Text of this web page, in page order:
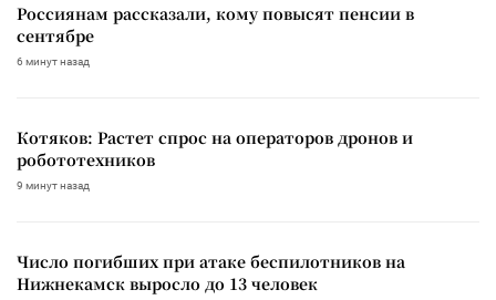
Россиянам рассказали, кому повысят пенсии в
сентябре
6 минут назад
Котяков: Растет спрос на операторов дронов и
робототехников
9 минут назад
Число погибших при атаке беспилотников на
Нижнекамск выросло до 13 человек